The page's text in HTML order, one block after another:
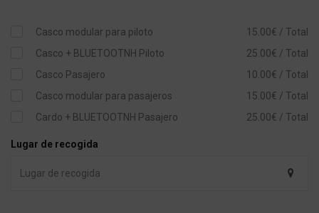
Casco modular para piloto
15.00€ / Total
Casco + BLUETOOTNH Piloto
25.00€ / Total
Casco Pasajero
10.00€ / Total
Casco modular para pasajeros
15.00€ / Total
Cardo + BLUETOOTNH Pasajero
25.00€ / Total
Lugar de recogida